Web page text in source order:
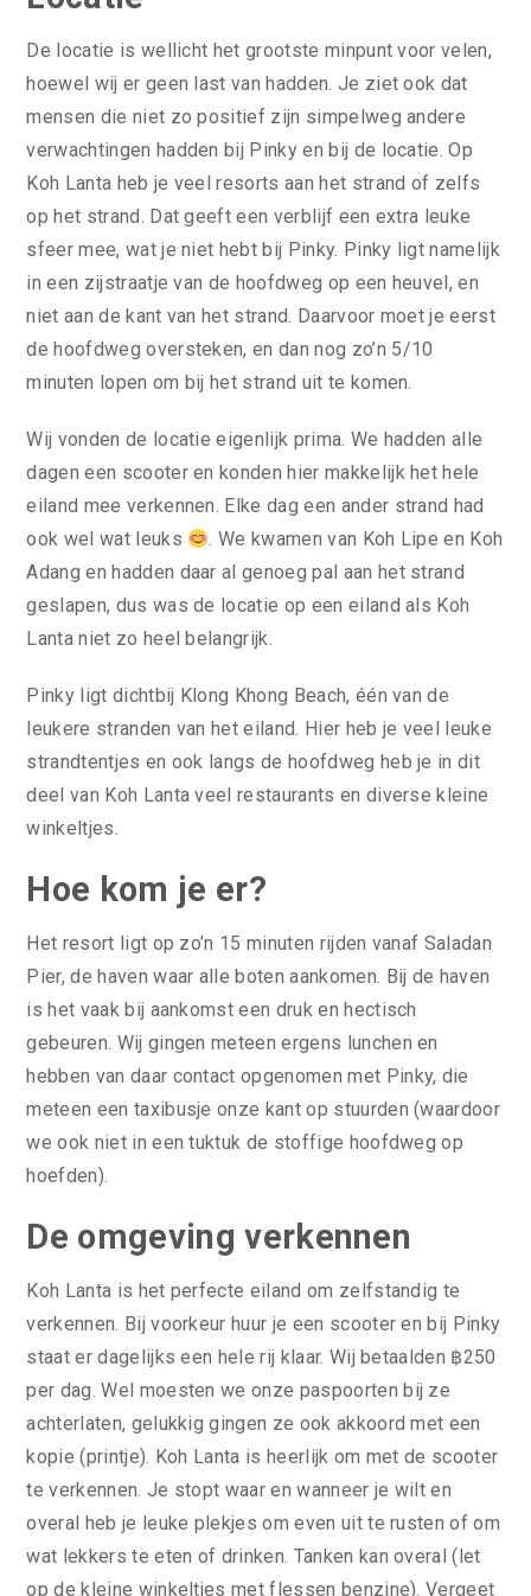
De locatie is wellicht het grootste minpunt voor velen,
hoewel wij er geen last van hadden. Je ziet ook dat
mensen die niet zo positief zijn simpelweg andere
verwachtingen hadden bij Pinky en bij de locatie. Op
Koh Lanta heb je veel resorts aan het strand of zelfs
op het strand. Dat geeft een verblijf een extra leuke
sfeer mee, wat je niet hebt bij Pinky. Pinky ligt namelijk
in een zijstraatje van de hoofdweg op een heuvel, en
niet aan de kant van het strand. Daarvoor moet je eerst
de hoofdweg oversteken, en dan nog zo’n 5/10
minuten lopen om bij het strand uit te komen.
Wij vonden de locatie eigenlijk prima. We hadden alle
dagen een scooter en konden hier makkelijk het hele
eiland mee verkennen. Elke dag een ander strand had
ook wel wat leuks
. We kwamen van Koh Lipe en Koh
Adang en hadden daar al genoeg pal aan het strand
geslapen, dus was de locatie op een eiland als Koh
Lanta niet zo heel belangrijk.
Pinky ligt dichtbij Klong Khong Beach, één van de
leukere stranden van het eiland. Hier heb je veel leuke
strandtentjes en ook langs de hoofdweg heb je in dit
deel van Koh Lanta veel restaurants en diverse kleine
winkeltjes.
Hoe kom je er?
Het resort ligt op zo’n 15 minuten rijden vanaf Saladan
Pier, de haven waar alle boten aankomen. Bij de haven
is het vaak bij aankomst een druk en hectisch
gebeuren. Wij gingen meteen ergens lunchen en
hebben van daar contact opgenomen met Pinky, die
meteen een taxibusje onze kant op stuurden (waardoor
we ook niet in een tuktuk de stoffige hoofdweg op
hoefden).
De omgeving verkennen
Koh Lanta is het perfecte eiland om zelfstandig te
verkennen. Bij voorkeur huur je een scooter en bij Pinky
staat er dagelijks een hele rij klaar. Wij betaalden ฿250
per dag. Wel moesten we onze paspoorten bij ze
achterlaten, gelukkig gingen ze ook akkoord met een
kopie (printje). Koh Lanta is heerlijk om met de scooter
te verkennen. Je stopt waar en wanneer je wilt en
overal heb je leuke plekjes om even uit te rusten of om
wat lekkers te eten of drinken. Tanken kan overal (let
op de kleine winkeltjes met flessen benzine). Vergeet